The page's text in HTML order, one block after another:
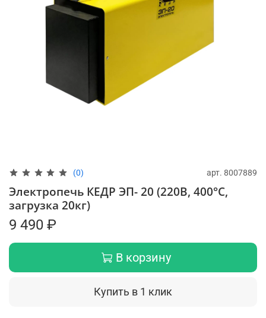
(0) арт. 8007889
Электропечь КЕДР ЭП- 20 (220В, 400°C,
загрузка 20кг)
9 490 ₽
В корзину
Купить в 1 клик